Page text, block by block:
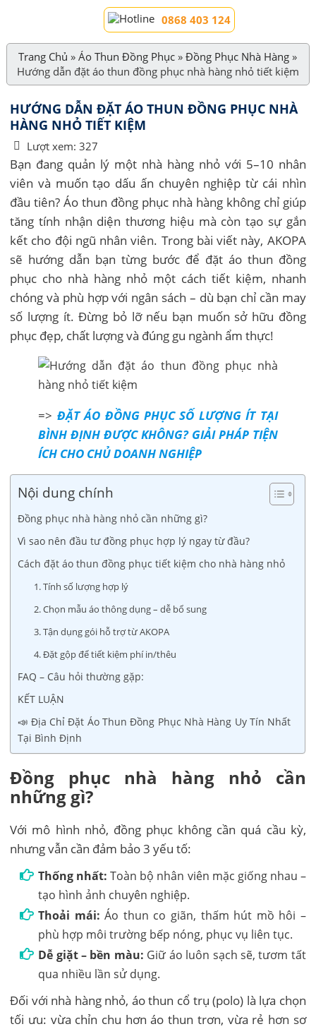
0868 403 124
Trang Chủ »Áo Thun Đồng Phục »Đồng Phục Nhà Hàng »
Hướng dẫn đặt áo thun đồng phục nhà hàng nhỏ tiết kiệm
HƯỚNG DẪN ĐẶT ÁO THUN ĐỒNG PHỤC NHÀ
HÀNG NHỎ TIẾT KIỆM
Lượt xem: 327
Bạn đang quản lý một nhà hàng nhỏ với 5–10 nhân
viên và muốn tạo dấu ấn chuyên nghiệp từ cái nhìn
đầu tiên? Áo thun đồng phục nhà hàng không chỉ giúp
tăng tính nhận diện thương hiệu mà còn tạo sự gắn
kết cho đội ngũ nhân viên. Trong bài viết này, AKOPA
sẽ hướng dẫn bạn từng bước để đặt áo thun đồng
phục cho nhà hàng nhỏ một cách tiết kiệm, nhanh
chóng và phù hợp với ngân sách – dù bạn chỉ cần may
số lượng ít. Đừng bỏ lỡ nếu bạn muốn sở hữu đồng
phục đẹp, chất lượng và đúng gu ngành ẩm thực!
=> ĐẶT ÁO ĐỒNG PHỤC SỐ LƯỢNG ÍT TẠI
BÌNH ĐỊNH ĐƯỢC KHÔNG? GIẢI PHÁP TIỆN
ÍCH CHO CHỦ DOANH NGHIỆP
Nội dung chính
Đồng phục nhà hàng nhỏ cần những gì?
Vì sao nên đầu tư đồng phục hợp lý ngay từ đầu?
Cách đặt áo thun đồng phục tiết kiệm cho nhà hàng nhỏ
1. Tính số lượng hợp lý
2. Chọn mẫu áo thông dụng – dễ bổ sung
3. Tận dụng gói hỗ trợ từ AKOPA
4. Đặt gộp để tiết kiệm phí in/thêu
FAQ – Câu hỏi thường gặp:
KẾT LUẬN
📣 Địa Chỉ Đặt Áo Thun Đồng Phục Nhà Hàng Uy Tín Nhất
Tại Bình Định
Đồng phục nhà hàng nhỏ cần
những gì?
Với mô hình nhỏ, đồng phục không cần quá cầu kỳ,
nhưng vẫn cần đảm bảo 3 yếu tố:
Thống nhất: Toàn bộ nhân viên mặc giống nhau –
tạo hình ảnh chuyên nghiệp.
Thoải mái: Áo thun co giãn, thấm hút mồ hôi –
phù hợp môi trường bếp nóng, phục vụ liên tục.
Dễ giặt – bền màu: Giữ áo luôn sạch sẽ, tươm tất
qua nhiều lần sử dụng.
Đối với nhà hàng nhỏ, áo thun cổ trụ (polo) là lựa chọn
tối ưu: vừa chỉn chu hơn áo thun trơn, vừa rẻ hơn sơ